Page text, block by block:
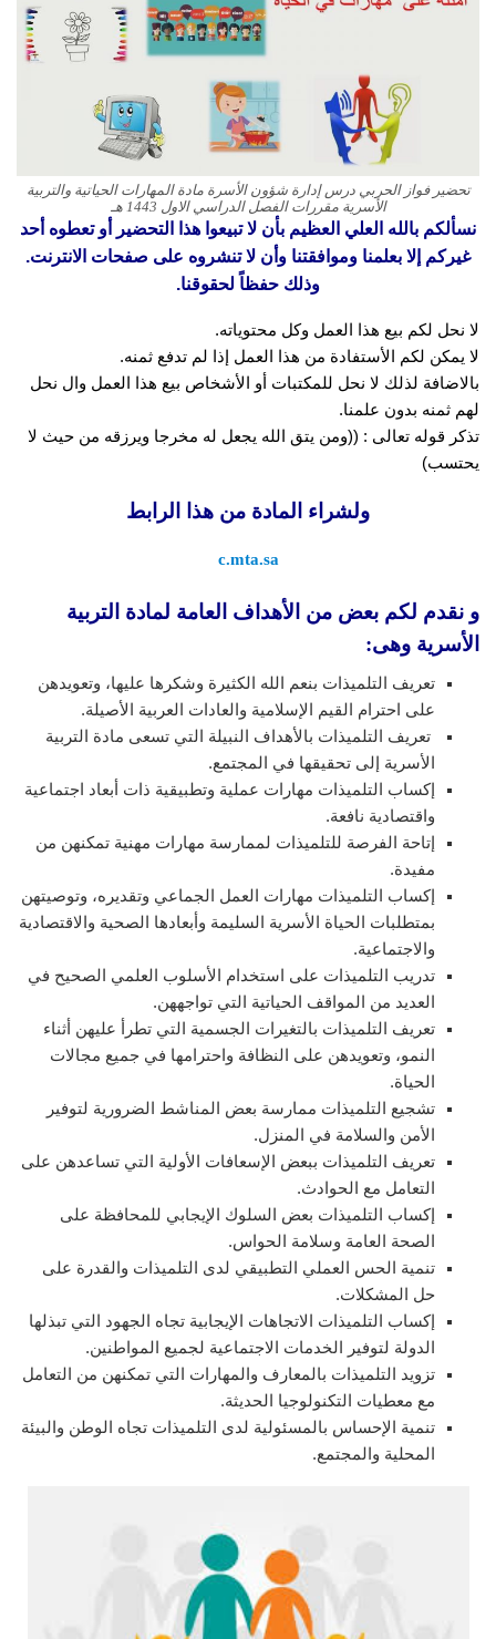
تحضير فواز الحربي درس إدارة شؤون الأسرة مادة المهارات الحياتية والتربية
الأسرية مقررات الفصل الدراسي الاول 1443 هـ
نسألكم بالله العلي العظيم بأن لا تبيعوا هذا التحضير أو تعطوه أحد
غيركم إلا بعلمنا وموافقتنا وأن لا تنشروه على صفحات الانترنت.
وذلك حفظاً لحقوقنا.
لا نحل لكم بيع هذا العمل وكل محتوياته.
لا يمكن لكم الأستفادة من هذا العمل إذا لم تدفع ثمنه.
بالاضافة لذلك لا نحل للمكتبات أو الأشخاص بيع هذا العمل وال نحل
لهم ثمنه بدون علمنا.
تذكر قوله تعالى : ((ومن يتق الله يجعل له مخرجا ويرزقه من حيث لا
يحتسب)
ولشراء المادة من هذا الرابط
c.mta.sa
و نقدم لكم بعض من الأهداف العامة لمادة التربية
الأسرية وهى:
تعريف التلميذات بنعم الله الكثيرة وشكرها عليها، وتعويدهن
على احترام القيم الإسلامية والعادات العربية الأصيلة.
تعريف التلميذات بالأهداف النبيلة التي تسعى مادة التربية
الأسرية إلى تحقيقها في المجتمع.
إكساب التلميذات مهارات عملية وتطبيقية ذات أبعاد اجتماعية
واقتصادية نافعة.
إتاحة الفرصة للتلميذات لممارسة مهارات مهنية تمكنهن من
مفيدة.
إكساب التلميذات مهارات العمل الجماعي وتقديره، وتوصيتهن
بمتطلبات الحياة الأسرية السليمة وأبعادها الصحية والاقتصادية
والاجتماعية.
تدريب التلميذات على استخدام الأسلوب العلمي الصحيح في
العديد من المواقف الحياتية التي تواجههن.
تعريف التلميذات بالتغيرات الجسمية التي تطرأ عليهن أثناء
النمو، وتعويدهن على النظافة واحترامها في جميع مجالات
الحياة.
تشجيع التلميذات ممارسة بعض المناشط الضرورية لتوفير
الأمن والسلامة في المنزل.
تعريف التلميذات ببعض الإسعافات الأولية التي تساعدهن على
التعامل مع الحوادث.
إكساب التلميذات بعض السلوك الإيجابي للمحافظة على
الصحة العامة وسلامة الحواس.
تنمية الحس العملي التطبيقي لدى التلميذات والقدرة على
حل المشكلات.
إكساب التلميذات الاتجاهات الإيجابية تجاه الجهود التي تبذلها
الدولة لتوفير الخدمات الاجتماعية لجميع المواطنين.
تزويد التلميذات بالمعارف والمهارات التي تمكنهن من التعامل
مع معطيات التكنولوجيا الحديثة.
تنمية الإحساس بالمسئولية لدى التلميذات تجاه الوطن والبيئة
المحلية والمجتمع.